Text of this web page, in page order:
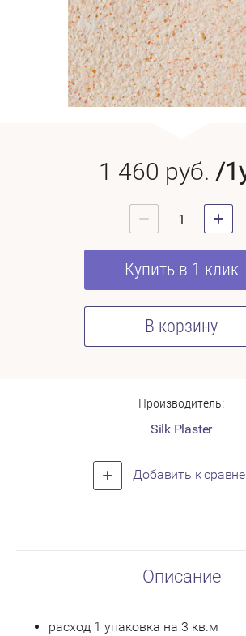
1 460 руб. /
Купить в 1 клик
В корзину
Производитель:
Silk Plaster
Добавить к
Описание
расход 1 упаковка на 3 кв.м